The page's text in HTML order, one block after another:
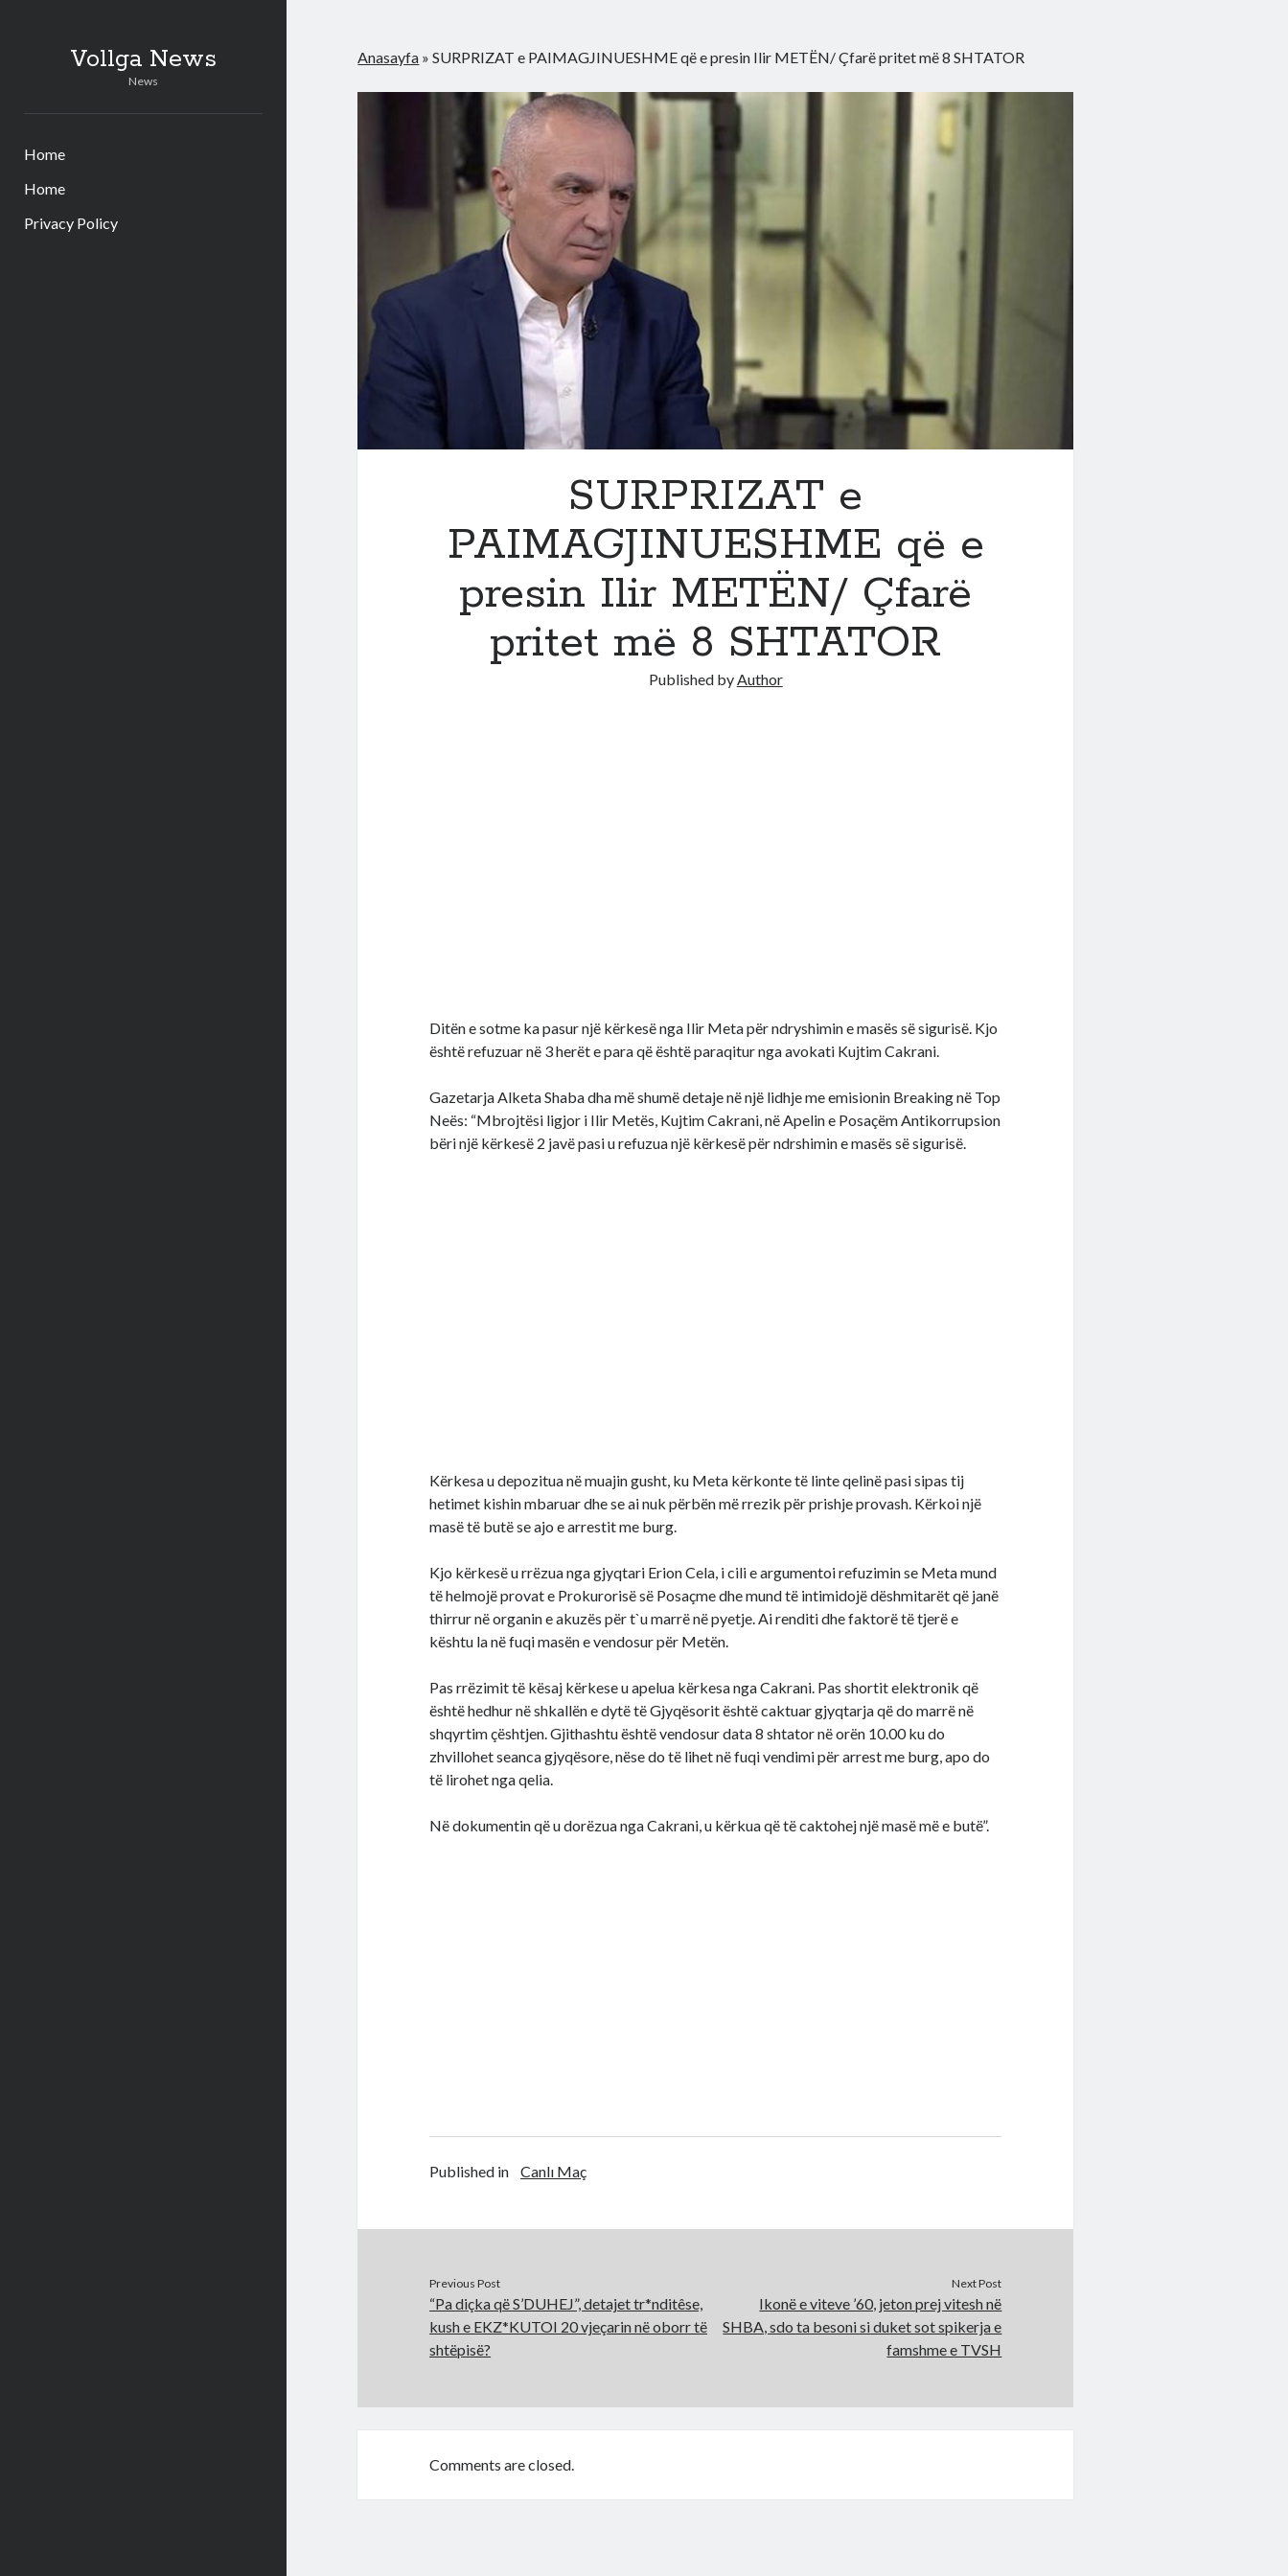
Vollga News
News
Home
Home
Privacy Policy
Anasayfa »SURPRIZAT e PAIMAGJINUESHME që e presin Ilir METËN/ Çfarë pritet më 8 SHTATOR
SURPRIZAT e
PAIMAGJINUESHME që e
presin Ilir METËN/ Çfarë
pritet më 8 SHTATOR
Published byAuthor
Ditën e sotme ka pasur një kërkesë nga Ilir Meta për ndryshimin e masës së sigurisë. Kjo
është refuzuar në 3 herët e para që është paraqitur nga avokati Kujtim Cakrani.
Gazetarja Alketa Shaba dha më shumë detaje në një lidhje me emisionin Breaking në Top
Neës: “Mbrojtësi ligjor i Ilir Metës, Kujtim Cakrani, në Apelin e Posaçëm Antikorrupsion
bëri një kërkesë 2 javë pasi u refuzua një kërkesë për ndrshimin e masës së sigurisë.
Kërkesa u depozitua në muajin gusht, ku Meta kërkonte të linte qelinë pasi sipas tij
hetimet kishin mbaruar dhe se ai nuk përbën më rrezik për prishje provash. Kërkoi një
masë të butë se ajo e arrestit me burg.
Kjo kërkesë u rrëzua nga gjyqtari Erion Cela, i cili e argumentoi refuzimin se Meta mund
të helmojë provat e Prokurorisë së Posaçme dhe mund të intimidojë dëshmitarët që janë
thirrur në organin e akuzës për t`u marrë në pyetje. Ai renditi dhe faktorë të tjerë e
kështu la në fuqi masën e vendosur për Metën.
Pas rrëzimit të kësaj kërkese u apelua kërkesa nga Cakrani. Pas shortit elektronik që
është hedhur në shkallën e dytë të Gjyqësorit është caktuar gjyqtarja që do marrë në
shqyrtim çështjen. Gjithashtu është vendosur data 8 shtator në orën 10.00 ku do
zhvillohet seanca gjyqësore, nëse do të lihet në fuqi vendimi për arrest me burg, apo do
të lirohet nga qelia.
Në dokumentin që u dorëzua nga Cakrani, u kërkua që të caktohej një masë më e butë”.
Published in Canlı Maç
Previous Post
“Pa diçka që S’DUHEJ”, detajet tr*nditêse,
kush e EKZ*KUTOI 20 vjeçarin në oborr të
shtëpisë?
Next Post
Ikonë e viteve ’60, jeton prej vitesh në
SHBA, sdo ta besoni si duket sot spikerja e
famshme e TVSH
Comments are closed.